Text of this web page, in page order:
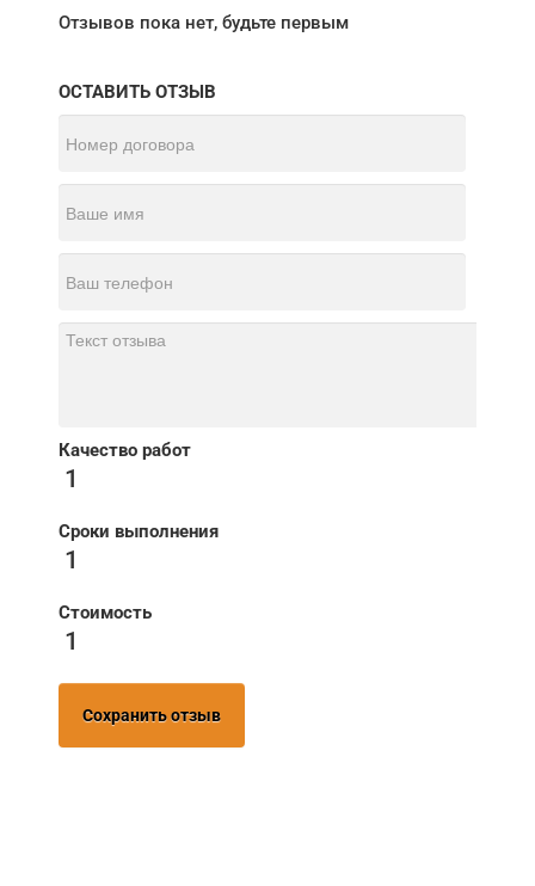
Отзывов пока нет, будьте первым
ОСТАВИТЬ ОТЗЫВ
Качество работ
1
Сроки выполнения
1
Стоимость
1
Сохранить отзыв